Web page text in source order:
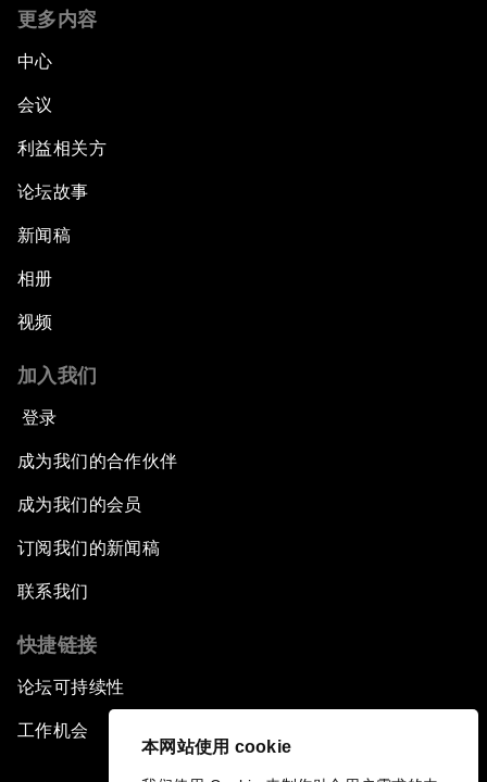
本网站使用 cookie
更多内容
中心
会议
利益相关方
论坛故事
新闻稿
相册
视频
加入我们
登录
成为我们的合作伙伴
成为我们的会员
订阅我们的新闻稿
联系我们
快捷链接
论坛可持续性
工作机会